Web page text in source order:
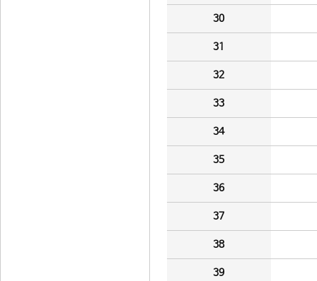
30
31
32
33
34
35
36
37
38
39